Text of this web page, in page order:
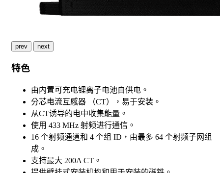
prev next
特色
由内置可充电锂离子电池自供电。
分芯电流互感器 （CT），易于安装。
从CT诱导的电中收集能量。
使用 433 MHz 射频进行通信。
16 个射频通道和 4 个组 ID，由最多 64 个射频子网组
成。
支持最大 200A CT。